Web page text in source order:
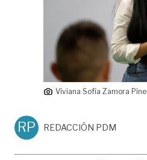
Viviana Sofía Zamora
RP REDACCIÓN PDM